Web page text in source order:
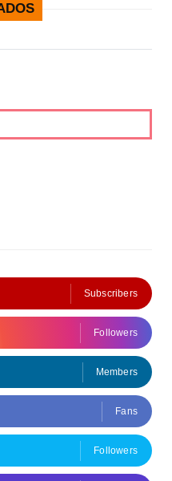
Subscribers
Followers
Members
Fans
Followers